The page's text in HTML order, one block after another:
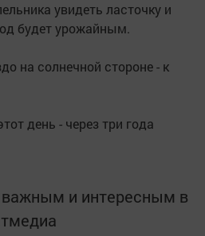
увидеть ласточку и
будет урожайным.
на солнечной стороне - к
день - через три года
и интересным в